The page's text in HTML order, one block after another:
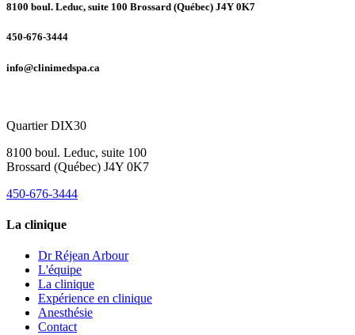
8100 boul. Leduc, suite 100 Brossard (Québec) J4Y 0K7
450-676-3444
info@clinimedspa.ca
Quartier DIX30
8100 boul. Leduc, suite 100
Brossard (Québec) J4Y 0K7
450-676-3444
La clinique
Dr Réjean Arbour
L'équipe
La clinique
Expérience en clinique
Anesthésie
Contact